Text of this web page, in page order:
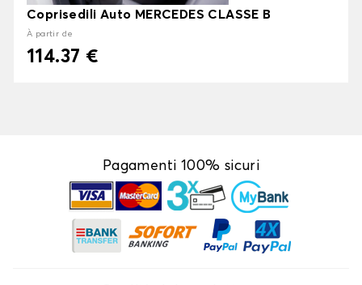
Coprisedili Auto MERCEDES CLASSE B
À partir de
114.37 €
Pagamenti 100% sicuri